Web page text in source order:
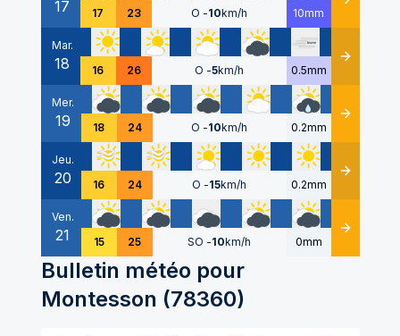
17 17 23 O -10km/h 10mm Détails
Mar.
18 16 26 O -5km/h 0.5mm Détails
Mer.
19 18 24 O -10km/h 0.2mm Détails
Jeu.
20 16 24 O -15km/h 0.2mm Détails
Ven.
21 15 25 SO -10km/h 0mm Détails
Bulletin météo pour
Montesson (78360)